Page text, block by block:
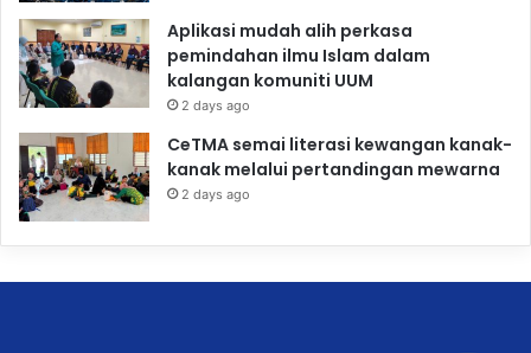
Aplikasi mudah alih perkasa
pemindahan ilmu Islam dalam
kalangan komuniti UUM
2 days ago
CeTMA semai literasi kewangan kanak-
kanak melalui pertandingan mewarna
2 days ago